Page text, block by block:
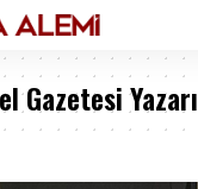
Gazetesi Yazarı